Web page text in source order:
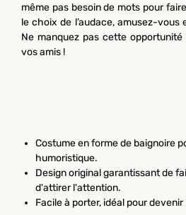
même pas besoin de mots pour
le choix de l’audace, amusez-vous
Ne manquez pas cette
vos amis !
Costume en forme de baignoire
humoristique.
Design original garantissant de
d'attirer l'attention.
Facile à porter, idéal pour